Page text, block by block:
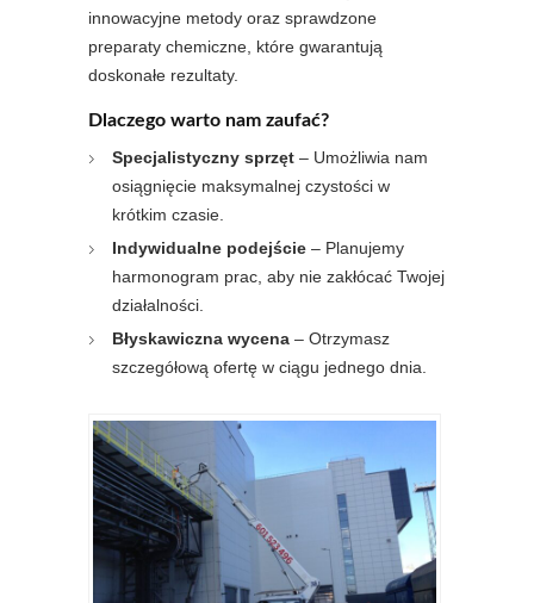
innowacyjne metody oraz sprawdzone
preparaty chemiczne, które gwarantują
doskonałe rezultaty.
Dlaczego warto nam zaufać?
Specjalistyczny sprzęt – Umożliwia nam
osiągnięcie maksymalnej czystości w
krótkim czasie.
Indywidualne podejście – Planujemy
harmonogram prac, aby nie zakłócać Twojej
działalności.
Błyskawiczna wycena – Otrzymasz
szczegółową ofertę w ciągu jednego dnia.